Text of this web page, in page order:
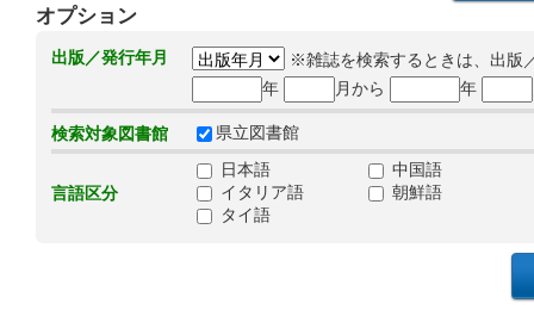
オプション
出版／発行年月
※雑誌を検索するときは、出版
年
月から 年
検索対象図書館 県立図書館
言語区分
日本語
中国語
イタリア語
朝鮮語
タイ語